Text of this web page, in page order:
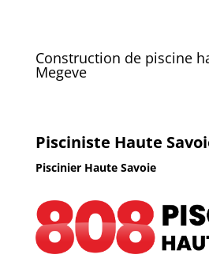
Construction de piscine
Megeve
Pisciniste Haute
Piscinier Haute Savoie